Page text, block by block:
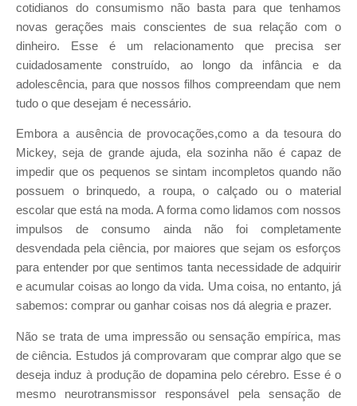
cotidianos do consumismo não basta para que tenhamos
novas gerações mais conscientes de sua relação com o
dinheiro. Esse é um relacionamento que precisa ser
cuidadosamente construído, ao longo da infância e da
adolescência, para que nossos filhos compreendam que nem
tudo o que desejam é necessário.
Embora a ausência de provocações,como a da tesoura do
Mickey, seja de grande ajuda, ela sozinha não é capaz de
impedir que os pequenos se sintam incompletos quando não
possuem o brinquedo, a roupa, o calçado ou o material
escolar que está na moda. A forma como lidamos com nossos
impulsos de consumo ainda não foi completamente
desvendada pela ciência, por maiores que sejam os esforços
para entender por que sentimos tanta necessidade de adquirir
e acumular coisas ao longo da vida. Uma coisa, no entanto, já
sabemos: comprar ou ganhar coisas nos dá alegria e prazer.
Não se trata de uma impressão ou sensação empírica, mas
de ciência. Estudos já comprovaram que comprar algo que se
deseja induz à produção de dopamina pelo cérebro. Esse é o
mesmo neurotransmissor responsável pela sensação de